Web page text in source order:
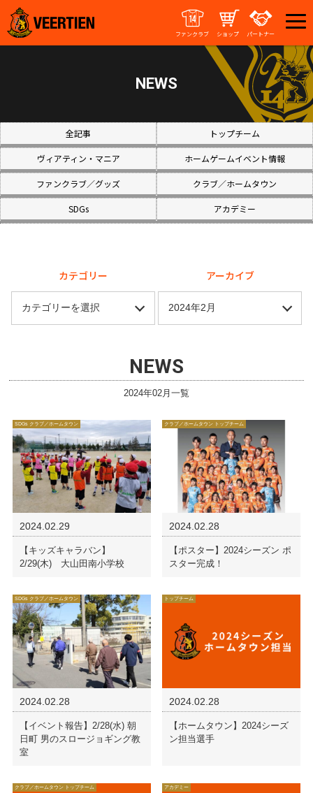
ファンクラブ ショップ パートナー
NEWS
全記事 トップチーム
ヴィアティン・マニア ホームゲームイベント情報
ファンクラブ／グッズ クラブ／ホームタウン
SDGs アカデミー
カテゴリー アーカイブ
NEWS
2024年02月一覧
SDGs クラブ／ホームタウン
2024.02.29
【キッズキャラバン】
2/29(木) 大山田南小学校
クラブ／ホームタウン トップチーム
2024.02.28
【ポスター】2024シーズン ポ
スター完成！
SDGs クラブ／ホームタウン
2024.02.28
【イベント報告】2/28(水) 朝
日町 男のスロージョギング教
室
トップチーム
2024.02.28
【ホームタウン】2024シーズ
ン担当選手
クラブ／ホームタウン トップチーム アカデミー